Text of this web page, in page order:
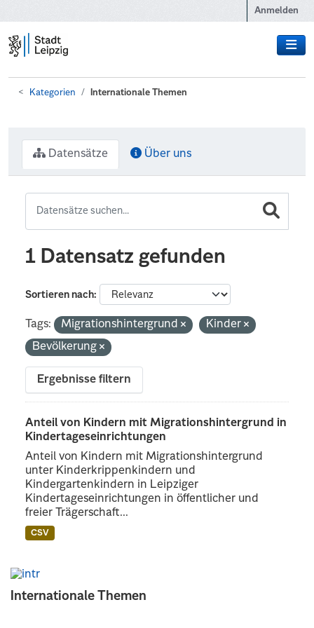
Anmelden
Kategorien Internationale Themen
Internationale Themen
Datensätze Über uns
1 Datensatz gefunden
Sortieren nach
Tags: Migrationshintergrund
Kinder
Bevölkerung
Ergebnisse filtern
Anteil von Kindern mit Migrationshintergrund in
Kindertageseinrichtungen
Anteil von Kindern mit Migrationshintergrund
unter Kinderkrippenkindern und
Kindergartenkindern in Leipziger
Kindertageseinrichtungen in öffentlicher und
freier Trägerschaft...
CSV